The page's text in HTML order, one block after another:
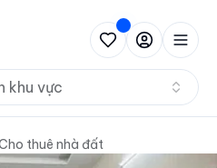
khu vực
thuê nhà đất